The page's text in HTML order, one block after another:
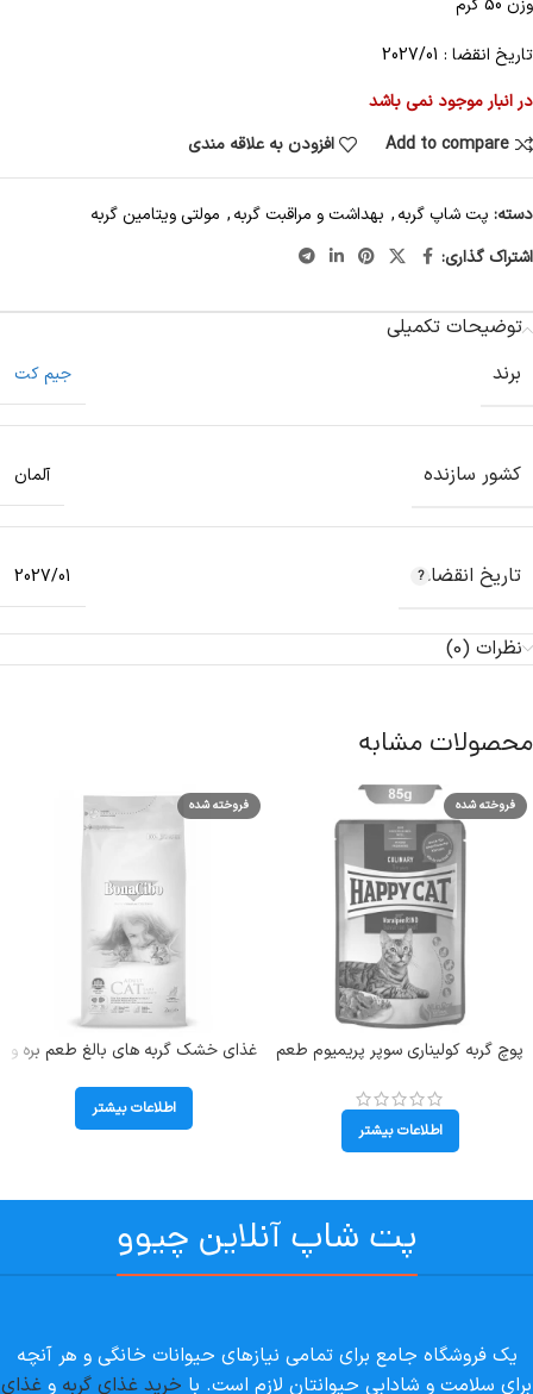
وزن 50 گرم
تاریخ انقضا : 2027/01
در انبار موجود نمی باشد
Add to compare
افزودن به علاقه مندی
دسته: پت شاپ گربه, بهداشت و مراقبت گربه, مولتی ویتامین گربه
اشتراک گذاری:
توضیحات تکمیلی
برند
جیم کت
کشور سازنده آلمان
تاریخ انقضاء 2027/01
نظرات (0)
محصولات مشابه
فروخته شده
پوچ گربه کولیناری سوپر پریمیوم طعم
Beef) وزن 85 گرم
اطلاعات بیشتر
فروخته شده
غذای خشک گربه های بالغ طعم بره و
اطلاعات بیشتر
پت شاپ آنلاین چیوو
یک فروشگاه جامع برای تمامی نیازهای حیوانات خانگی و هر آنچه
برای سلامت و شادابی حیوانتان لازم است. با خرید غذای گربه و غذای